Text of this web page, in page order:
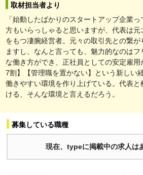
取材担当者より
「始動したばかりのスタートアップ企業
方もいらっしゃると思いますが、代表は
をもつ凄腕経営者。元々の取引先との繋が
ますし、なんと言っても、魅力的なのは
な働き方ができ、正社員としての安定雇
7割】【管理職を置かない】という新しい
働きやすい環境を作り上げている。代表
ける、そんな環境と言えるだろう。
募集している職種
現在、typeに掲載中の求人は